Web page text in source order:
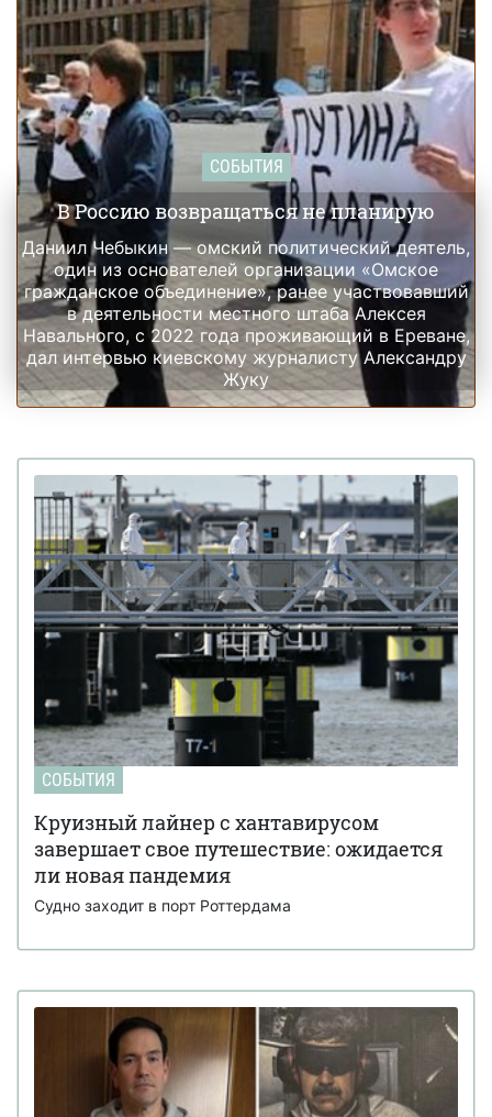
СОБЫТИЯ
В Россию возвращаться не планирую
Даниил Чебыкин — омский политический деятель,
один из основателей организации «Омское
гражданское объединение», ранее участвовавший
в деятельности местного штаба Алексея
Навального, с 2022 года проживающий в Ереване,
дал интервью киевскому журналисту Александру
Жуку
СОБЫТИЯ
Круизный лайнер с хантавирусом
завершает свое путешествие: ожидается
ли новая пандемия
Судно заходит в порт Роттердама